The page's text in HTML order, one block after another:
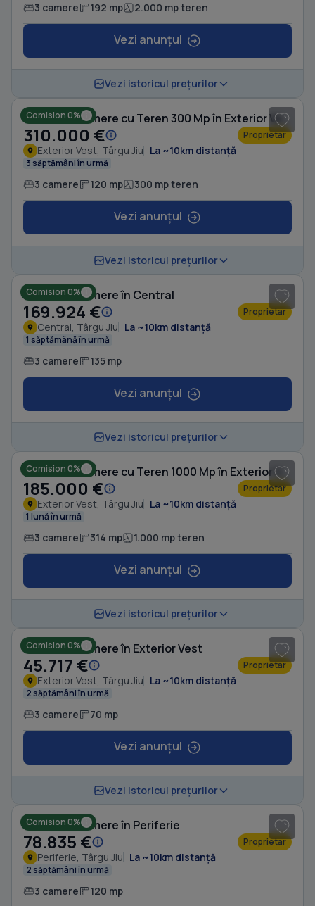
3 camere 192 mp 2.000 mp teren
Vezi anunțul
Vezi istoricul prețurilor
Comision 0% Casă cu 3 camere cu Teren 300 Mp în Exterior Vest
310.000 € Proprietar
Exterior Vest, Târgu Jiu La ~10km distanță
3 săptămâni în urmă
3 camere 120 mp 300 mp teren
Vezi anunțul
Vezi istoricul prețurilor
Comision 0%
Casă cu 3 camere în Central
169.924 € Proprietar
Central, Târgu Jiu La ~10km distanță
1 săptămână în urmă
3 camere 135 mp
Vezi anunțul
Vezi istoricul prețurilor
Comision 0% Casă cu 3 camere cu Teren 1000 Mp în Exterior Vest
185.000 € Proprietar
Exterior Vest, Târgu Jiu La ~10km distanță
1 lună în urmă
3 camere 314 mp 1.000 mp teren
Vezi anunțul
Vezi istoricul prețurilor
Comision 0%
Casă cu 3 camere în Exterior Vest
45.717 € Proprietar
Exterior Vest, Târgu Jiu La ~10km distanță
2 săptămâni în urmă
3 camere 70 mp
Vezi anunțul
Vezi istoricul prețurilor
Comision 0%
Casă cu 3 camere în Periferie
78.835 € Proprietar
Periferie, Târgu Jiu La ~10km distanță
2 săptămâni în urmă
3 camere 120 mp